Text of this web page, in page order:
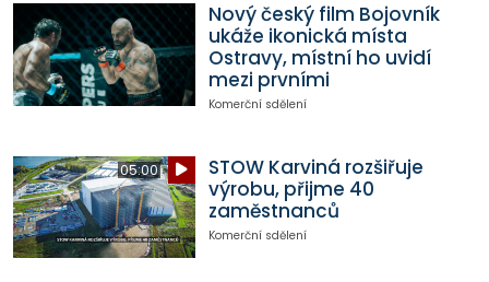
Nový český film Bojovník
ukáže ikonická místa
Ostravy, místní ho uvidí
mezi prvními
Komerční sdělení
05:00
STOW Karviná rozšiřuje
výrobu, přijme 40
zaměstnanců
Komerční sdělení